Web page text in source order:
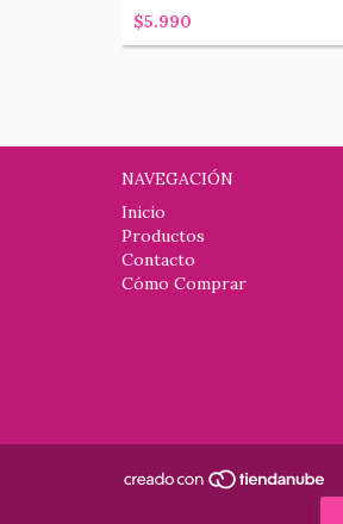
$5.990
NAVEGACIÓN
Inicio
Productos
Contacto
Cómo Comprar